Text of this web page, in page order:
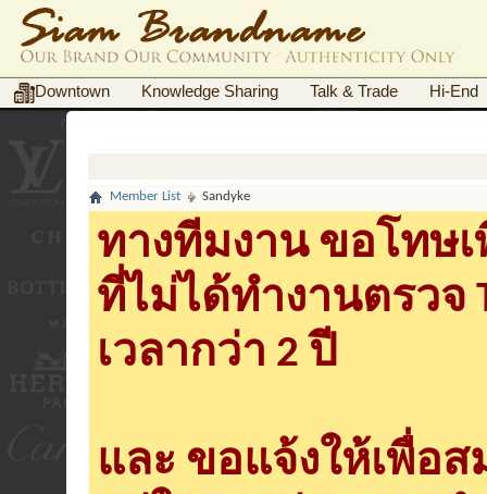
Downtown Knowledge Sharing Talk & Trade Hi-End
Member List Sandyke
ทางทีมงาน ขอโทษ
ที่ไม่ได้ทำงานตรวจ
เวลากว่า 2 ปี
และ ขอแจ้งให้เพื่อ